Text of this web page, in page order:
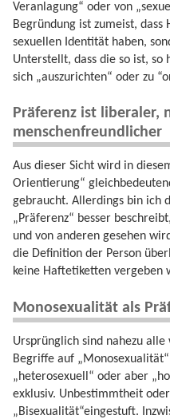
Veranlagung“ oder von
Begründung ist zumeist,
sexuellen Identität haben,
Unterstellt, dass die so ist,
sich „auszurichten“ oder zu
Präferenz ist liberaler,
menschenfreundlicher
Aus dieser Sicht wird in
Orientierung“
gebraucht. Allerdings bin ich
„Präferenz“ besser
und von anderen gesehen
die Definition der Person
keine Haftetiketten vergeben
Monosexualität als
Ursprünglich sind nahezu
Begriffe auf
„heterosexuell“ oder aber
exklusiv. Unbestimmtheit
„Bisexualität“eingestuft.